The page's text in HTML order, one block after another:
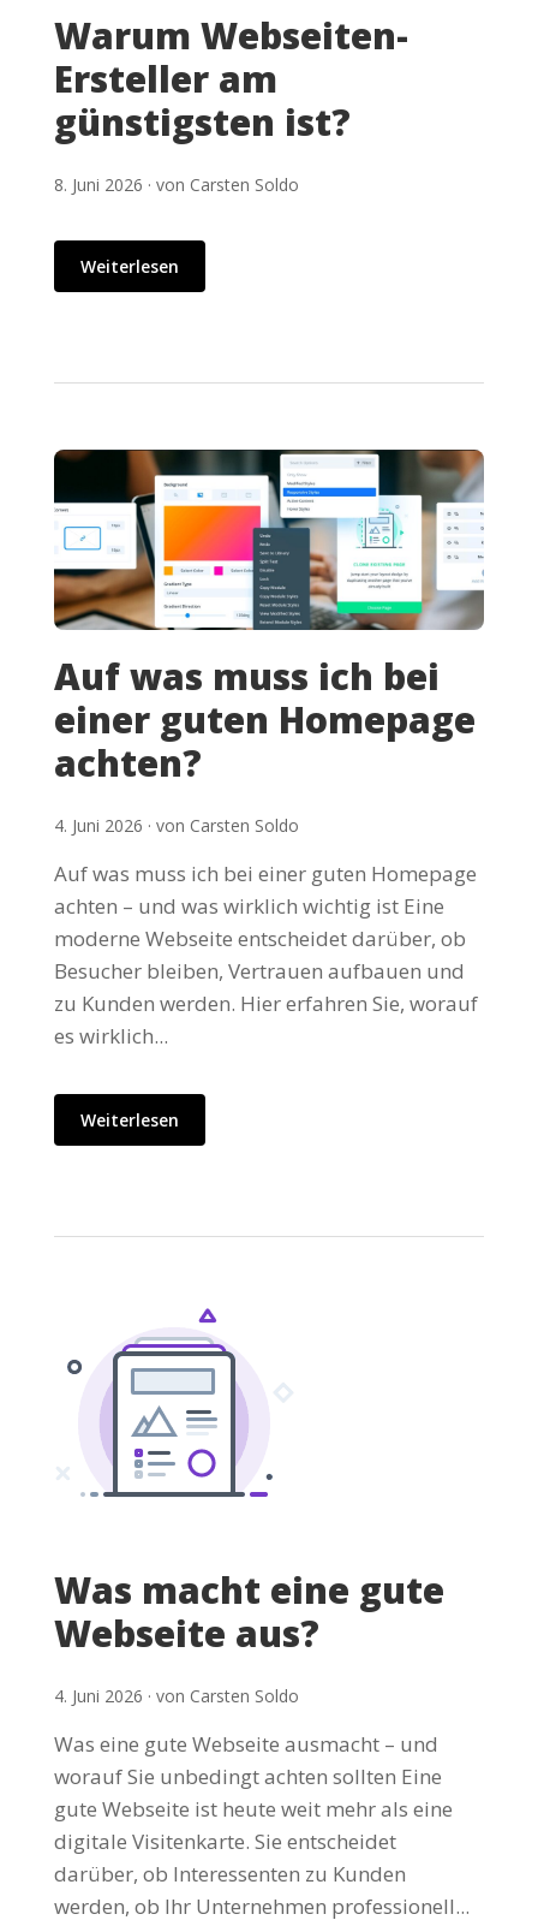
Warum Webseiten-
Ersteller am
günstigsten ist?
8. Juni 2026 · von Carsten Soldo
Weiterlesen
Auf was muss ich bei
einer guten Homepage
achten?
4. Juni 2026 · von Carsten Soldo
Auf was muss ich bei einer guten Homepage
achten – und was wirklich wichtig ist Eine
moderne Webseite entscheidet darüber, ob
Besucher bleiben, Vertrauen aufbauen und
zu Kunden werden. Hier erfahren Sie, worauf
es wirklich...
Weiterlesen
Was macht eine gute
Webseite aus?
4. Juni 2026 · von Carsten Soldo
Was eine gute Webseite ausmacht – und
worauf Sie unbedingt achten sollten Eine
gute Webseite ist heute weit mehr als eine
digitale Visitenkarte. Sie entscheidet
darüber, ob Interessenten zu Kunden
werden, ob Ihr Unternehmen professionell...